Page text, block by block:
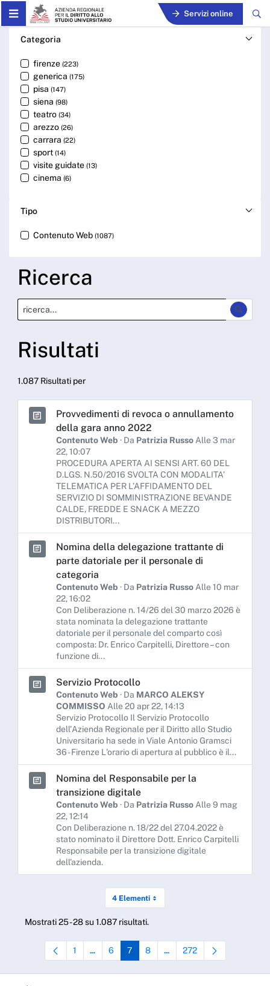
Skip to Main Content Servizi online
Cerca - ARDSU
Categoria
firenze (223)
generica (175)
pisa (147)
siena (98)
teatro (34)
arezzo (26)
carrara (22)
sport (14)
visite guidate (13)
cinema (6)
Tipo
Contenuto Web (1087)
Ricerca
Risultati
1.087 Risultati per
Provvedimenti di revoca o annullamento
della gara anno 2022
Contenuto Web · Da Patrizia Russo Alle 3 mar
22, 10:07
PROCEDURA APERTA AI SENSI ART. 60 DEL
D.LGS. N.50/2016 SVOLTA CON MODALITA’
TELEMATICA PER L’AFFIDAMENTO DEL
SERVIZIO DI SOMMINISTRAZIONE BEVANDE
CALDE, FREDDE E SNACK A MEZZO
DISTRIBUTORI...
Nomina della delegazione trattante di
parte datoriale per il personale di
categoria
Contenuto Web · Da Patrizia Russo Alle 10 mar
22, 16:02
Con Deliberazione n. 14/26 del 30 marzo 2026 è
stata nominata la delegazione trattante
datoriale per il personale del comparto così
composta: Dr. Enrico Carpitelli, Direttore – con
funzione di...
Servizio Protocollo
Contenuto Web · Da MARCO ALEKSY
COMMISSO Alle 20 apr 22, 14:13
Servizio Protocollo Il Servizio Protocollo
dell'Azienda Regionale per il Diritto allo Studio
Universitario ha sede in Viale Antonio Gramsci
36 - Firenze L'orario di apertura al pubblico è il...
Nomina del Responsabile per la
transizione digitale
Contenuto Web · Da Patrizia Russo Alle 9 mag
22, 12:14
Con Deliberazione n. 18/22 del 27.04.2022 è
stato nominato il Direttore Dott. Enrico Carpitelli
Responsabile per la transizione digitale
dell'azienda.
4 Elementi
Mostrati 25 - 28 su 1.087 risultati.
Pagina
1 ...Pagine intermedie Use TAB to navigate.
Pagina
6 Pagina
7 Pagina
8 ...Pagine intermedie Use TAB
Pagina
272